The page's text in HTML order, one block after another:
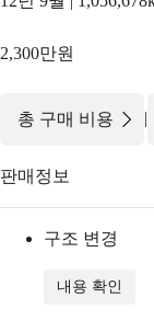
2,300만원
총 구매 비용 |
판매정보
구조 변경
내용 확인